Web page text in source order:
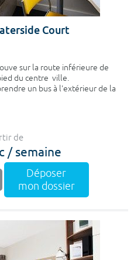
Court
sur la route inférieure de
du centre ville.
un bus à l'extérieur de la
de
/ semaine
Déposer
mon dossier